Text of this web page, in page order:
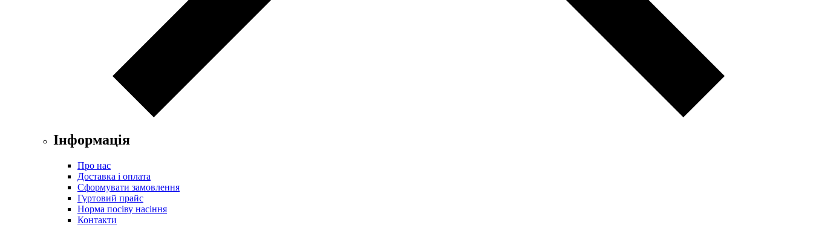
Інформація
Про нас
Доставка і оплата
Сформувати замовлення
Гуртовий прайс
Норма посіву насіння
Контакти